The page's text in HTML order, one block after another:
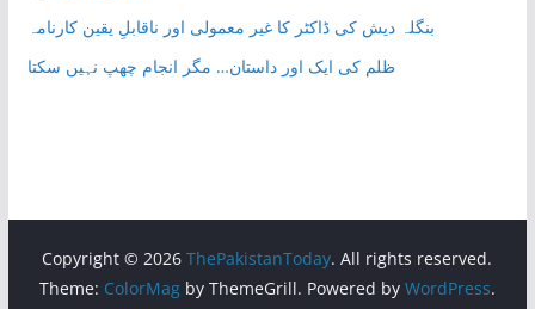
بنگلہ دیش کی ڈاکٹر کا غیر معمولی اور ناقابلِ یقین کارنامہ
ظلم کی ایک اور داستان… مگر انجام چھپ نہیں سکتا
Copyright © 2026ThePakistanToday. All rights reserved.
Theme: ColorMagby ThemeGrill. Powered by WordPress.